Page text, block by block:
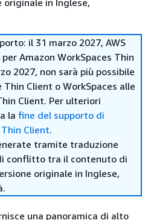
originale in Inglese,
il 31 marzo 2027, AWS
Amazon WorkSpaces Thin
2027, non sarà più possibile
Client o WorkSpaces alle
Client. Per ulteriori
la fine del supporto di
Client.
tramite traduzione
conflitto tra il contenuto di
originale in Inglese,
una panoramica di alto